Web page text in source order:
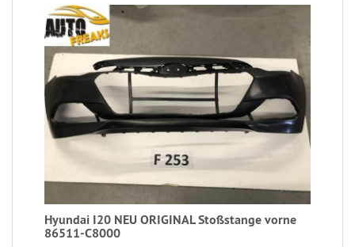
Hyundai I20 NEU ORIGINAL Stoßstange vorne
86511-C8000